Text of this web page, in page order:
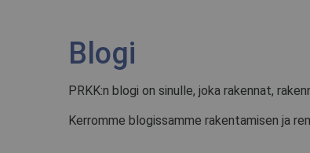
Blogi
PRKK:n blogi on sinulle, joka rakennat,
Kerromme blogissamme rakentamisen ja